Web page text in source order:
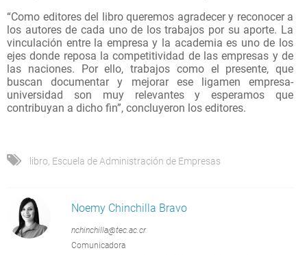
“Como editores del libro queremos agradecer y reconocer a
los autores de cada uno de los trabajos por su aporte. La
vinculación entre la empresa y la academia es uno de los
ejes donde reposa la competitividad de las empresas y de
las naciones. Por ello, trabajos como el presente, que
buscan documentar y mejorar ese ligamen empresa-
universidad son muy relevantes y esperamos que
contribuyan a dicho fin”, concluyeron los editores.
libro Escuela de Administración de Empresas
Noemy Chinchilla Bravo
nchinchilla@tec.ac.cr
Comunicadora